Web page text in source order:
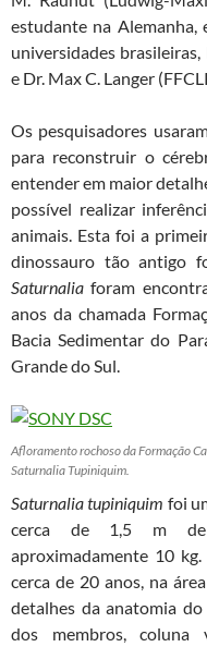
estudante na Alemanha,
universidades
e Dr. Max C. Langer
Os pesquisadores
para reconstruir o
entender em maior
possível realizar
animais. Esta foi a
dinossauro tão antigo
Saturnalia foram
anos da chamada
Bacia Sedimentar do
Grande do Sul.
Afloramento rochoso da Formação
Saturnalia Tupiniquim.
Saturnalia tupiniquim foi
cerca de 1,5 m de
aproximadamente 10 kg.
cerca de 20 anos, na
detalhes da anatomia
dos membros, coluna